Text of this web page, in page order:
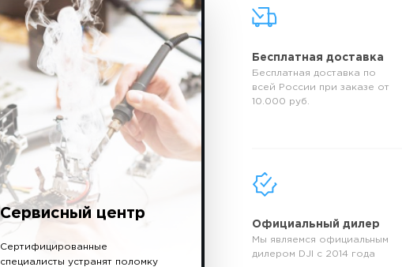
Сервисный центр
Сертифицированные
специалисты устранят поломку
Бесплатная доставка
Бесплатная доставка по
всей России при заказе от
10.000 руб.
Официальный дилер
Мы являемся официальным
дилером DJI с 2014 года